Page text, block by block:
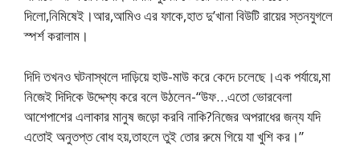
দিলো,নিমিষেই।আর,আমিও এর ফাকে,হাত দু’খানা বিউটি রায়ের স্তনযুগলে
স্পর্শ করালাম।
দিদি তখনও ঘটনাস্থলে দাড়িয়ে হাউ-মাউ করে কেদে চলেছে।এক পর্যায়ে,মা
নিজেই দিদিকে উদ্দেশ্য করে বলে উঠলেন-“উফ…এতো ভোরবেলা
আশেপাশের এলাকার মানুষ জড়ো করবি নাকি?নিজের অপরাধের জন্য যদি
এতোই অনুতপ্ত বোধ হয়,তাহলে তুই তোর রুমে গিয়ে যা খুশি কর।”